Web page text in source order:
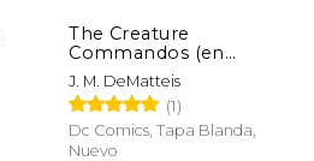
The Creature
Commandos (en
Inglés)
J. M. DeMatteis
(1)
Dc Comics, Tapa Blanda,
Nuevo
Rápido